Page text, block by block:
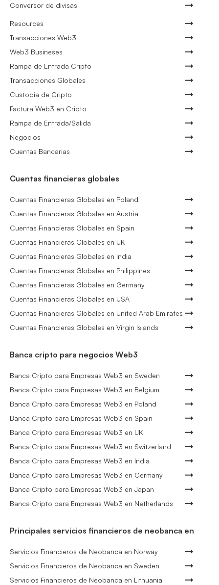
Conversor de divisas
Resources
Transacciones Web3
Web3 Busineses
Rampa de Entrada Cripto
Transacciones Globales
Custodia de Cripto
Factura Web3 en Cripto
Rampa de Entrada/Salida
Negocios
Cuentas Bancarias
Cuentas financieras globales
Cuentas Financieras Globales en Poland
Cuentas Financieras Globales en Austria
Cuentas Financieras Globales en Spain
Cuentas Financieras Globales en UK
Cuentas Financieras Globales en India
Cuentas Financieras Globales en Philippines
Cuentas Financieras Globales en Germany
Cuentas Financieras Globales en USA
Cuentas Financieras Globales en United Arab Emirates
Cuentas Financieras Globales en Virgin Islands
Banca cripto para negocios Web3
Banca Cripto para Empresas Web3 en Sweden
Banca Cripto para Empresas Web3 en Belgium
Banca Cripto para Empresas Web3 en Poland
Banca Cripto para Empresas Web3 en Spain
Banca Cripto para Empresas Web3 en UK
Banca Cripto para Empresas Web3 en Switzerland
Banca Cripto para Empresas Web3 en India
Banca Cripto para Empresas Web3 en Germany
Banca Cripto para Empresas Web3 en Japan
Banca Cripto para Empresas Web3 en Netherlands
Principales servicios financieros de neobanca en
Servicios Financieros de Neobanca en Norway
Servicios Financieros de Neobanca en Sweden
Servicios Financieros de Neobanca en Lithuania